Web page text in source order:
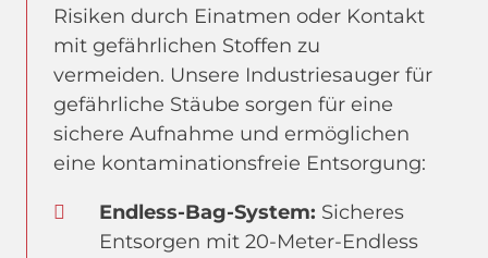
Risiken durch Einatmen oder Kontakt
mit gefährlichen Stoffen zu
vermeiden. Unsere Industriesauger für
gefährliche Stäube sorgen für eine
sichere Aufnahme und ermöglichen
eine kontaminationsfreie Entsorgung:
Endless-Bag-System: Sicheres
Entsorgen mit 20-Meter-Endless